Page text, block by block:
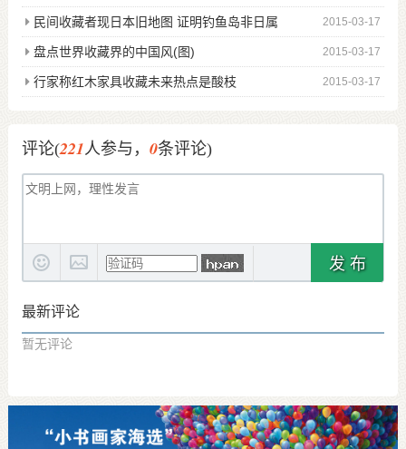
2015-03-17
民间收藏者现日本旧地图 证明钓鱼岛非日属
2015-03-17
盘点世界收藏界的中国风(图)
2015-03-17
行家称红木家具收藏未来热点是酸枝
评论(221人参与， 0条评论)
发 布
最新评论
暂无评论